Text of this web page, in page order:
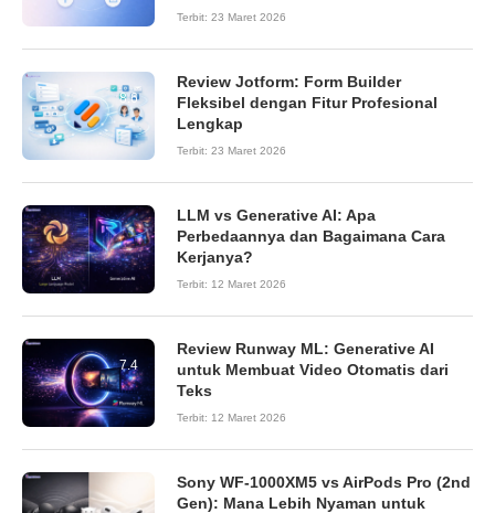
Terbit: 23 Maret 2026
8.6
Review Jotform: Form Builder
Fleksibel dengan Fitur Profesional
Lengkap
Terbit: 23 Maret 2026
LLM vs Generative AI: Apa
Perbedaannya dan Bagaimana Cara
Kerjanya?
Terbit: 12 Maret 2026
7.4
Review Runway ML: Generative AI
untuk Membuat Video Otomatis dari
Teks
Terbit: 12 Maret 2026
Sony WF-1000XM5 vs AirPods Pro (2nd
Gen): Mana Lebih Nyaman untuk